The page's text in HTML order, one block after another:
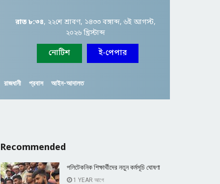
রাত ৮:৩৪, ২২শে শ্রাবণ, ১৪৩৩ বঙ্গাব্দ, ৬ই আগস্ট,
২০২৬ খ্রিস্টাব্দ
নোটিশ ই-পেপার
রাজধানী প্রবাস আইন-আদালত
Recommended
পলিটেকনিক শিক্ষার্থীদের নতুন কর্মসূচি ঘোষণা
1 YEAR আগে